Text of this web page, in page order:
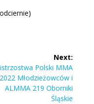
Next:
Polski MMA
2022 Młodzieżowców i
ALMMA 219 Oborniki
Śląskie